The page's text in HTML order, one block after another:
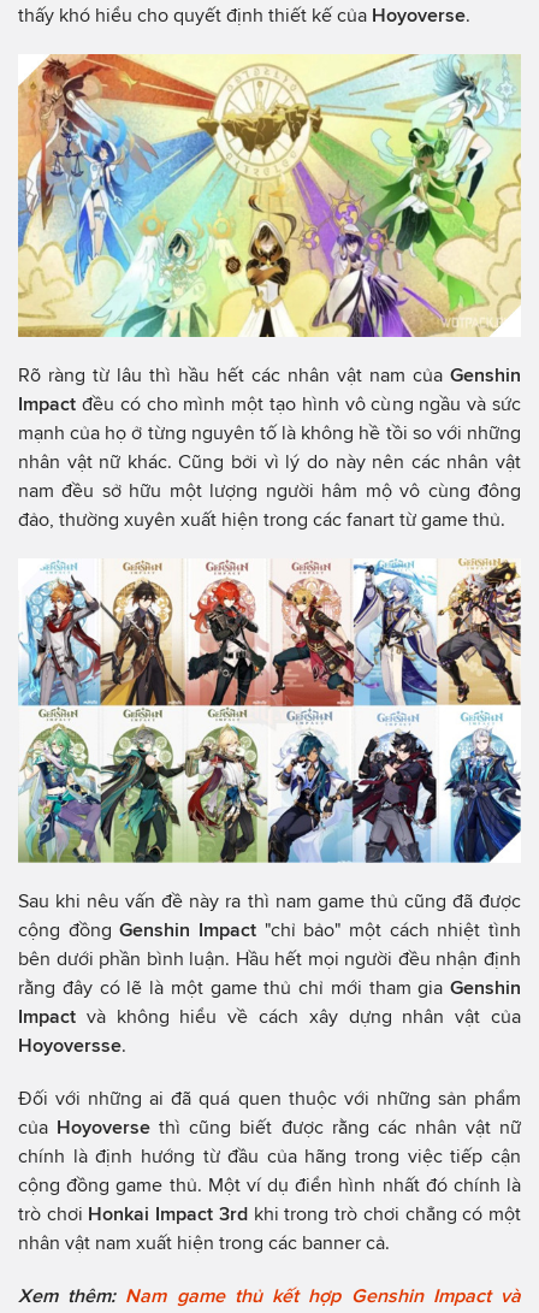
thấy khó hiểu cho quyết định thiết kế của Hoyoverse.
Rõ ràng từ lâu thì hầu hết các nhân vật nam của Genshin
Impact đều có cho mình một tạo hình vô cùng ngầu và sức
mạnh của họ ở từng nguyên tố là không hề tồi so với những
nhân vật nữ khác. Cũng bởi vì lý do này nên các nhân vật
nam đều sở hữu một lượng người hâm mộ vô cùng đông
đảo, thường xuyên xuất hiện trong các fanart từ game thủ.
Sau khi nêu vấn đề này ra thì nam game thủ cũng đã được
cộng đồngGenshin Impact "chỉ bảo" một cách nhiệt tình
bên dưới phần bình luận. Hầu hết mọi người đều nhận định
rằng đây có lẽ là một game thủ chỉ mới tham gia Genshin
Impact và không hiểu về cách xây dựng nhân vật của
Hoyoversse.
Đối với những ai đã quá quen thuộc với những sản phẩm
của Hoyoverse thì cũng biết được rằng các nhân vật nữ
chính là định hướng từ đầu của hãng trong việc tiếp cận
cộng đồng game thủ. Một ví dụ điển hình nhất đó chính là
trò chơi Honkai Impact 3rdkhi trong trò chơi chẳng có một
nhân vật nam xuất hiện trong các banner cả.
Xem thêm: Nam game thủ kết hợp Genshin Impact và